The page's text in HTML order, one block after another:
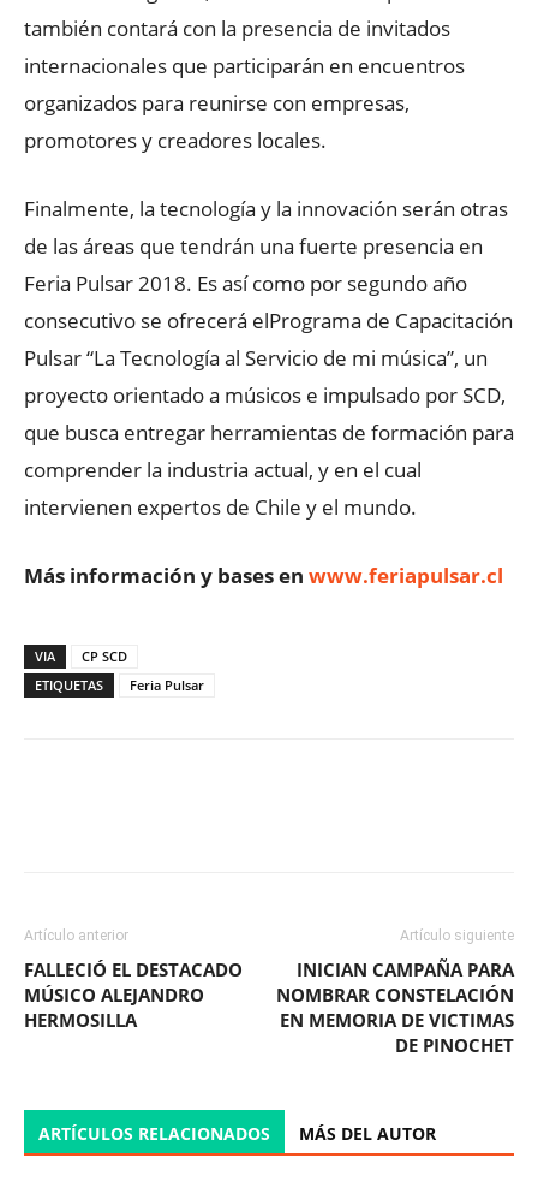
también contará con la presencia de invitados
internacionales que participarán en encuentros
organizados para reunirse con empresas,
promotores y creadores locales.
Finalmente, la tecnología y la innovación serán otras
de las áreas que tendrán una fuerte presencia en
Feria Pulsar 2018. Es así como por segundo año
consecutivo se ofrecerá elPrograma de Capacitación
Pulsar “La Tecnología al Servicio de mi música”, un
proyecto orientado a músicos e impulsado por SCD,
que busca entregar herramientas de formación para
comprender la industria actual, y en el cual
intervienen expertos de Chile y el mundo.
Más información y bases en www.feriapulsar.cl
VIA
CP SCD
ETIQUETAS
Feria Pulsar
Artículo anterior
FALLECIÓ EL DESTACADO
MÚSICO ALEJANDRO
HERMOSILLA
Artículo siguiente
INICIAN CAMPAÑA PARA
NOMBRAR CONSTELACIÓN
EN MEMORIA DE VICTIMAS
DE PINOCHET
ARTÍCULOS RELACIONADOS MÁS DEL AUTOR